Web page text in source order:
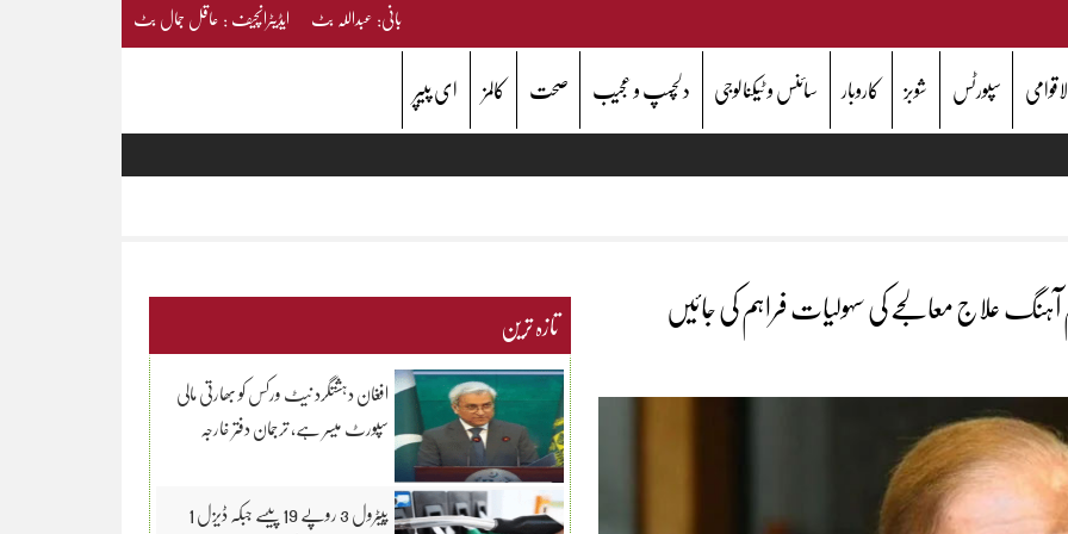
بانی: عبداللہ بٹ ایڈیٹرانچیف : عاقل جمال بٹ
سپورٹس شوبز کاروبار سائنس و ٹیکنالوجی دلچسپ و عجیب صحت کالمز ای پیپر
علاج معالجے کی سہولیات فراہم کی جائیں تازہ ترین
افغان دہشتگرد نیٹ ورکس کو بھارتی مالی
سپورٹ میسر ہے، ترجمان دفتر خارجہ
پیٹرول 3 روپے 19 پیسے جبکہ ڈیزل 1